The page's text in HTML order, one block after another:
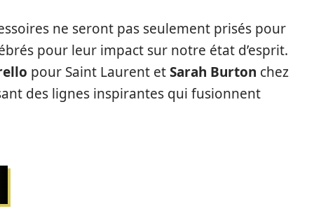
ne seront pas seulement prisés pour
pour leur impact sur notre état d’esprit.
pour Saint Laurent etSarah Burton chez
des lignes inspirantes qui fusionnent